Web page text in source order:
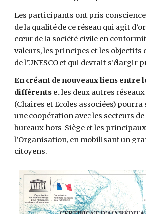
Les participants ont pris
de la qualité de ce réseau qui agit
cœur de la société civile en
valeurs, les principes et les
de l’UNESCO et qui devrait s’élargir
En créant de nouveaux liens entre
différents et les deux autres réseaux
(Chaires et Ecoles associées) pourra
une coopération avec les secteurs
bureaux hors-Siège et les
l’Organisation, en mobilisant un
citoyens.